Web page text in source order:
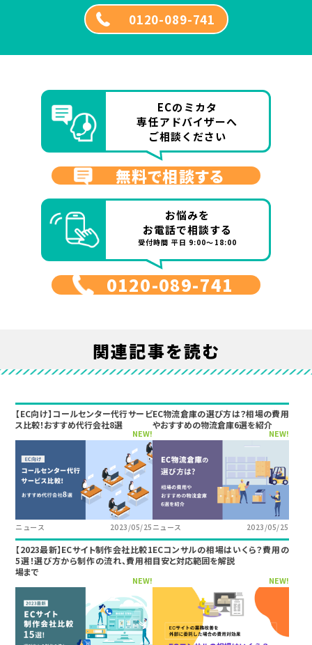
0120-089-741
ECのミカタ
専任アドバイザーへ
ご相談ください
無料で相談する
お悩みを
お電話で相談する
受付時間 平日 9:00～18:00
0120-089-741
関連記事を読む
【EC向け】コールセンター代行サービ
ス比較！おすすめ代行会社8選
NEW!
ニュース 2023/05/25
EC物流倉庫の選び方は？相場の費用
やおすすめの物流倉庫6選を紹介
NEW!
ニュース 2023/05/25
【2023最新】ECサイト制作会社比較1
5選！選び方から制作の流れ、費用相
場まで
NEW!
ECコンサルの相場はいくら？費用の
目安と対応範囲を解説
NEW!